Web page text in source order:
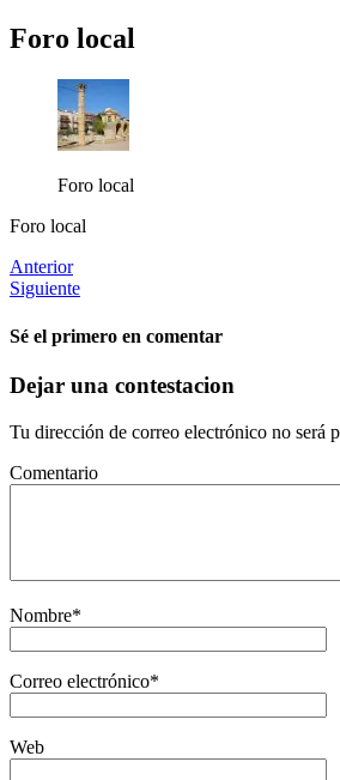
Foro local
Foro local
Foro local
Anterior
Siguiente
Sé el primero en comentar
Dejar una contestacion
Tu dirección de correo electrónico no será
Comentario
Nombre*
Correo electrónico*
Web